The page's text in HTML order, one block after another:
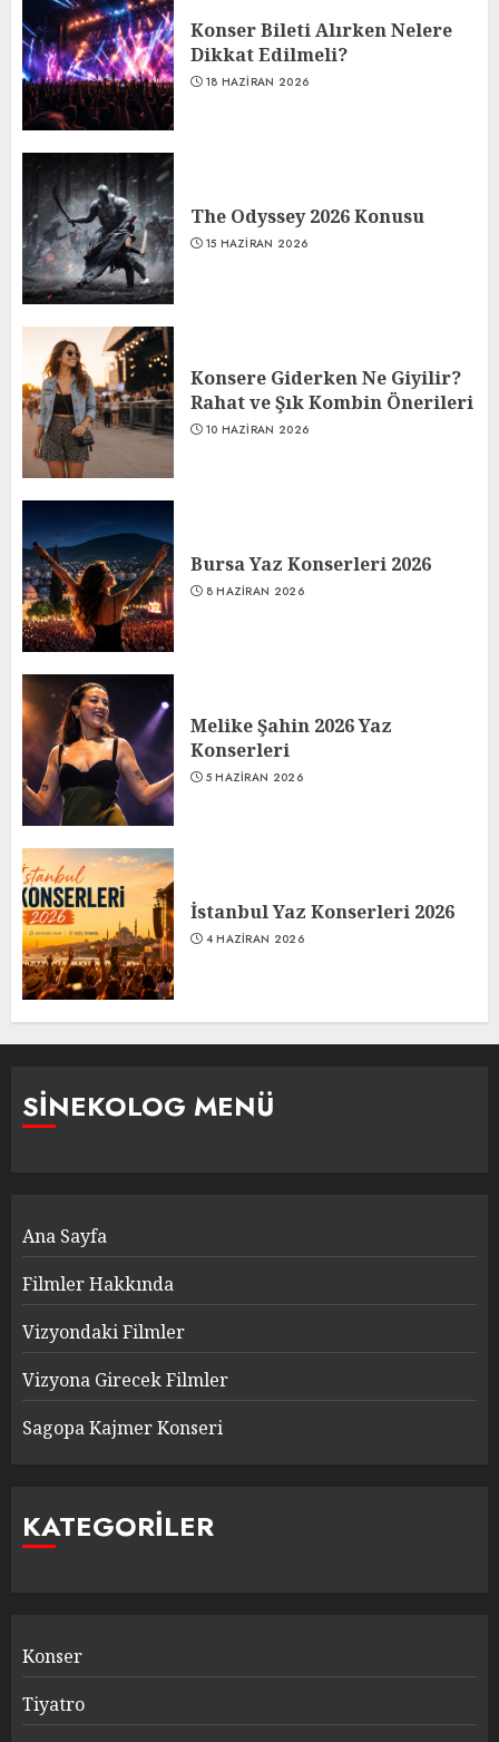
Konser Bileti Alırken Nelere
Dikkat Edilmeli?
18 HAZIRAN 2026
The Odyssey 2026 Konusu
15 HAZIRAN 2026
Konsere Giderken Ne Giyilir?
Rahat ve Şık Kombin Önerileri
10 HAZIRAN 2026
Bursa Yaz Konserleri 2026
8 HAZIRAN 2026
Melike Şahin 2026 Yaz
Konserleri
5 HAZIRAN 2026
İstanbul Yaz Konserleri 2026
4 HAZIRAN 2026
SINEKOLOG MENÜ
Ana Sayfa
Filmler Hakkında
Vizyondaki Filmler
Vizyona Girecek Filmler
Sagopa Kajmer Konseri
KATEGORILER
Konser
Tiyatro